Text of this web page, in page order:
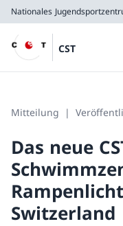
Nationales
CST
CST
Mitteilung
Das neue
Switzerland